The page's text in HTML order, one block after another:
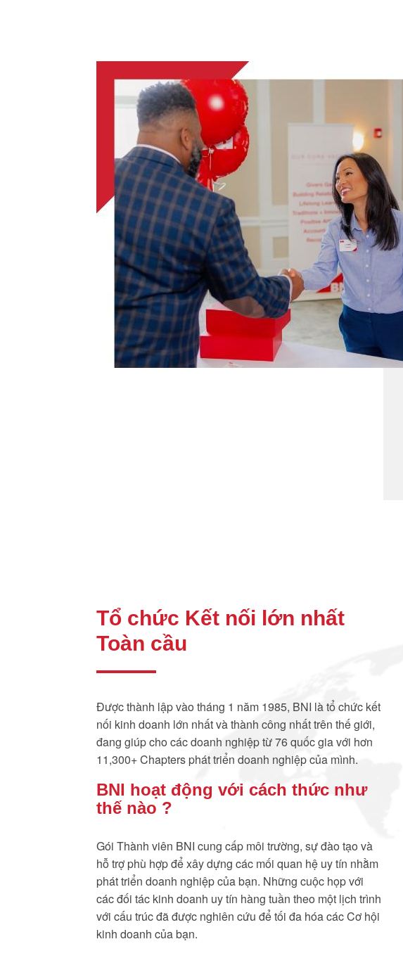
Tổ chức Kết nối lớn nhất
Toàn cầu
Được thành lập vào tháng 1 năm 1985, BNI là tổ chức kết
nối kinh doanh lớn nhất và thành công nhất trên thế giới,
đang giúp cho các doanh nghiệp từ 76 quốc gia với hơn
11,300+ Chapters phát triển doanh nghiệp của mình.
BNI hoạt động với cách thức như
thế nào ?
Gói Thành viên BNI cung cấp môi trường, sự đào tạo và
hỗ trợ phù hợp để xây dựng các mối quan hệ uy tín nhằm
phát triển doanh nghiệp của bạn. Những cuộc họp với
các đối tác kinh doanh uy tín hàng tuần theo một lịch trình
với cấu trúc đã được nghiên cứu để tối đa hóa các Cơ hội
kinh doanh của bạn.